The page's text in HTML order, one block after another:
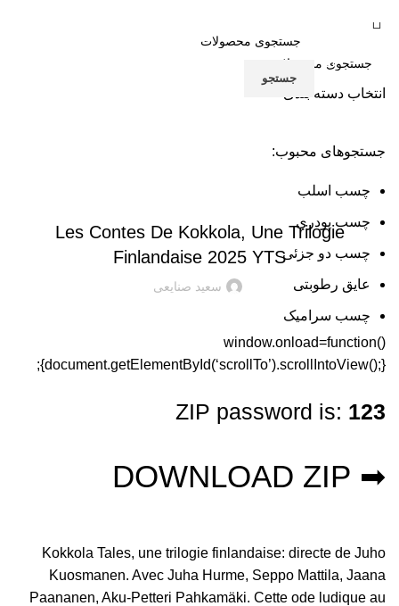
جستجو
بلاگ
Les Contes De Kokkola, Une Trilogie
Finlandaise 2025 YTS
سعید صنایعی
window.onload=function()
{document.getElementById(‘scrollTo’).scrollIntoView();};
ZIP password is: 123
➡ DOWNLOAD ZIP
Kokkola Tales, une trilogie finlandaise: directe de Juho
Kuosmanen. Avec Juha Hurme, Seppo Mattila, Jaana
Paananen, Aku-Petteri Pahkamäki. Cette ode ludique au
انتخاب دسته بندی
جستجوهای محبوب:
چسب اسلب
چسب پودری
چسب دو جزئی
عایق رطوبتی
چسب سرامیک